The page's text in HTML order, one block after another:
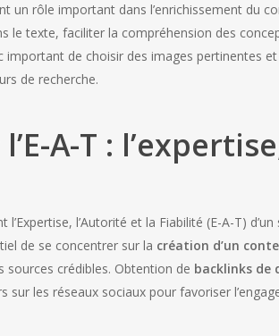
un rôle important dans l’enrichissement du
le texte, faciliter la compréhension des
important de choisir des images pertinentes
de recherche.
A-T :
l’Autorité et la Fiabilité (E-A-T)
de se concentrer sur la création d’un
sources crédibles. Obtention de backlinks
sur les réseaux sociaux pour favoriser